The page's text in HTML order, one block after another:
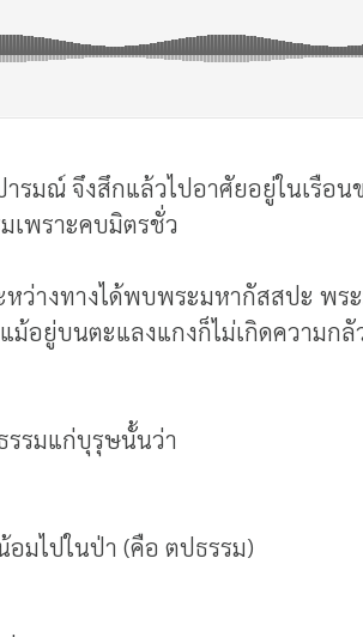
มณ์ จึงสึกแล้วไปอาศัยอยู่ในเรือน
เพราะคบมิตรชั่ว
หว่างทางได้พบพระมหากัสสปะ พ
ม้อยู่บนตะแลงแกงก็ไม่เกิดความก
รรมแก่บุรุษนั้นว่า
มไปในป่า (คือ ตปธรรม)